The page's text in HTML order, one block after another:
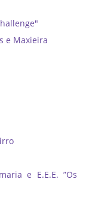
e Maxieira
e E.E.E. ”Os